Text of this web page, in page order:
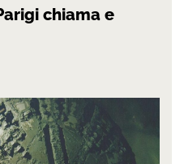
chiama e